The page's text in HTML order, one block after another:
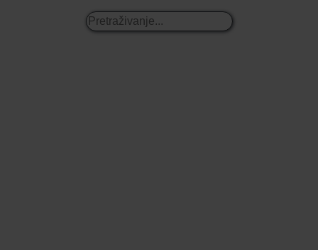
Pretraživanje...